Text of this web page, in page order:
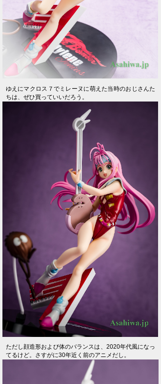
ゆえにマクロス７でミレーヌに萌えた当時のおじさんた
ちは、ぜひ買っていいだろう。
ただし顔造形および体のバランスは、2020年代風になっ
てるけど。さすがに30年近く前のアニメだし。